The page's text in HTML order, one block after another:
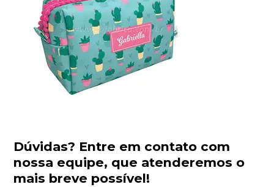
Dúvidas? Entre em contato com
nossa equipe, que atenderemos o
mais breve possível!